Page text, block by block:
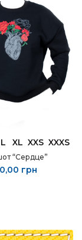
L XL XXS XXXS
“Сердце”
грн